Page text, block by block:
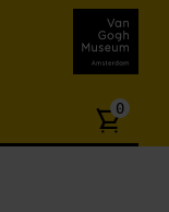
Aantal
0